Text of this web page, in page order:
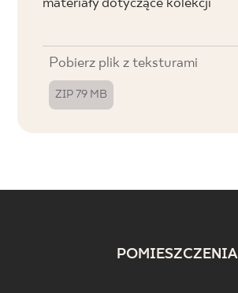
materiały dotyczące kolekcji
Pobierz plik z teksturami
ZIP 79 MB
POMIESZCZENIA